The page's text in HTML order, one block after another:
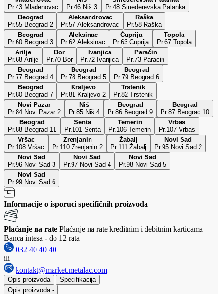
Pr.43 Mladenovac
Pr.46 Niš 3
Pr.48 Smederevska Palanka
Beograd
Pr.55 Beograd 2
Aleksandrovac
Pr.57 Aleksandrovac
Raška
Pr.58 Raška
Beograd
Pr.60 Beograd 3
Aleksinac
Pr.62 Aleksinac
Ćuprija
Pr.63 Cuprija
Topola
Pr.67 Topola
Arilje
Pr.68 Arilje
Bor
Pr.70 Bor
Ivanjica
Pr.72 Ivanjica
Paraćin
Pr.73 Paracin
Beograd
Pr.77 Beograd 4
Beograd
Pr.78 Beograd 5
Beograd
Pr.79 Beograd 6
Beograd
Pr.80 Beograd 7
Kraljevo
Pr.81 Kraljevo 2
Trstenik
Pr.82 Trstenik
Novi Pazar
Pr.84 Novi Pazar 2
Niš
Pr.85 Niš 4
Beograd
Pr.86 Beograd 9
Beograd
Pr.87 Beograd 10
Beograd
Pr.88 Beograd 11
Senta
Pr.101 Senta
Temerin
Pr.106 Temerin
Vrbas
Pr.107 Vrbas
Vršac
Pr.108 Vršac
Zrenjanin
Pr.110 Zrenjanin 2
Žabalj
Pr.111 Žabalj
Novi Sad
Pr.95 Novi Sad 2
Novi Sad
Pr.96 Novi Sad 3
Novi Sad
Pr.97 Novi Sad 4
Novi Sad
Pr.98 Novi Sad 5
Novi Sad
Pr.99 Novi Sad 6
Informacije o isporuci specifičnih proizvoda
Plaćanje na rate Plaćanje na rate kreditnim i debitnim karticama
Banca intesa - do 12 rata
032 40 40 40
ili
kontakt@market.metalac.com
Opis proizvoda
Specifikacija
Opis proizvoda -